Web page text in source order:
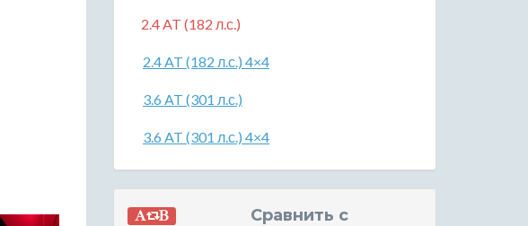
2.4 AT (182 л.с.)
2.4 AT (182 л.с.) 4×4
3.6 AT (301 л.с.)
3.6 AT (301 л.с.) 4×4
Сравнить с